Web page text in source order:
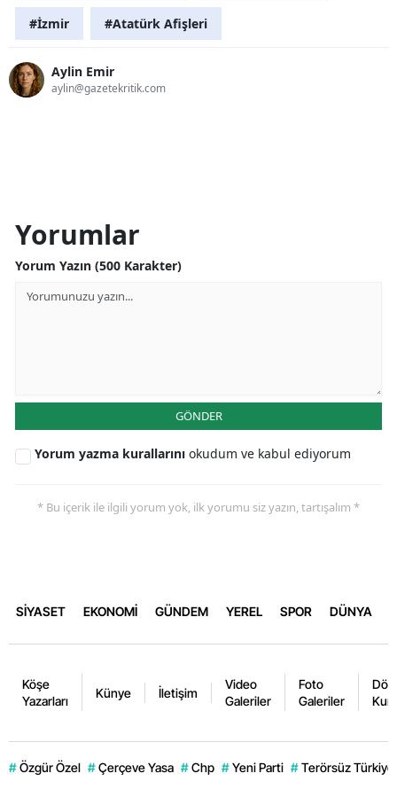
#İzmir #Atatürk Afişleri
Aylin Emir
aylin@gazetekritik.com
Yorumlar
Yorum Yazın (500 Karakter)
GÖNDER
Yorum yazma kurallarını okudum ve kabul ediyorum
* Bu içerik ile ilgili yorum yok, ilk yorumu siz yazın, tartışalım *
SİYASET EKONOMİ GÜNDEM YEREL SPOR DÜNYA
Köşe
Yazarları
Künye İletişim
Video
Galeriler
Foto
Galeriler
# Özgür Özel # Çerçeve Yasa # Chp # Yeni Parti # Terörsüz Türkiye